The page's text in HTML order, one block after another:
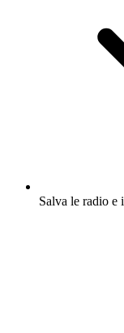
Salva le radio e